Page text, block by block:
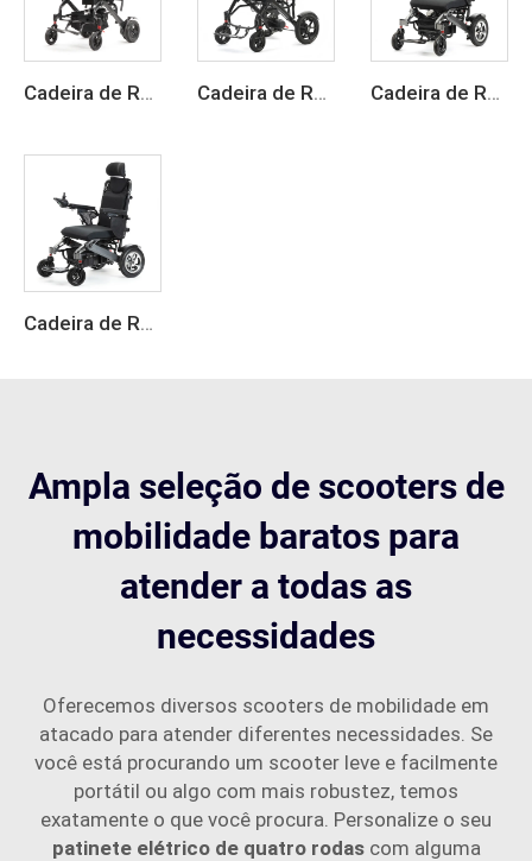
Cadeira de Rodas Elétrica de Fibra de Carbono Dobrável Leve Cadeira de Rodas Elétrica Inteligente Dobrável com Estrutura em Fibra de Carbono Cadeira de Rodas Elétrica Leve e Dobrável
Cadeira de Rodas Elétrica Dobrável Leve em Liga de Alumínio
Ampla seleção de scooters de
mobilidade baratos para
atender a todas as
necessidades
Oferecemos diversos scooters de mobilidade em
atacado para atender diferentes necessidades. Se
você está procurando um scooter leve e facilmente
portátil ou algo com mais robustez, temos
exatamente o que você procura. Personalize o seu
patinete elétrico de quatro rodas com alguma